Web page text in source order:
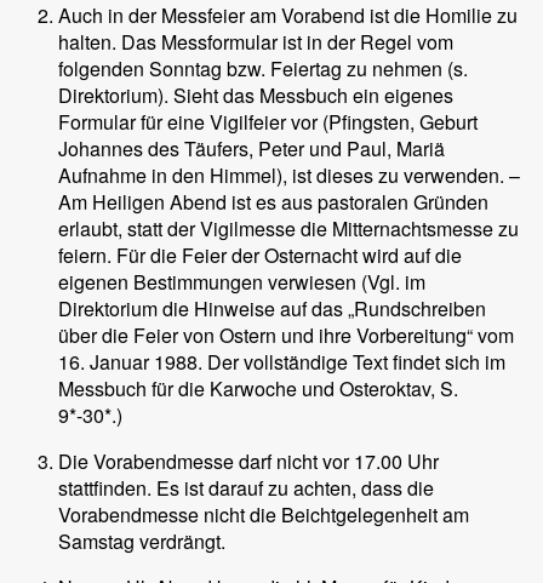
Auch in der Messfeier am Vorabend ist die Homilie zu
halten. Das Messformular ist in der Regel vom
folgenden Sonntag bzw. Feiertag zu nehmen (s.
Direktorium). Sieht das Messbuch ein eigenes
Formular für eine Vigilfeier vor (Pfingsten, Geburt
Johannes des Täufers, Peter und Paul, Mariä
Aufnahme in den Himmel), ist dieses zu verwenden. –
Am Heiligen Abend ist es aus pastoralen Gründen
erlaubt, statt der Vigilmesse die Mitternachtsmesse zu
feiern. Für die Feier der Osternacht wird auf die
eigenen Bestimmungen verwiesen (Vgl. im
Direktorium die Hinweise auf das „Rundschreiben
über die Feier von Ostern und ihre Vorbereitung“ vom
16. Januar 1988. Der vollständige Text findet sich im
Messbuch für die Karwoche und Osteroktav, S.
9*-30*.)
Die Vorabendmesse darf nicht vor 17.00 Uhr
stattfinden. Es ist darauf zu achten, dass die
Vorabendmesse nicht die Beichtgelegenheit am
Samstag verdrängt.